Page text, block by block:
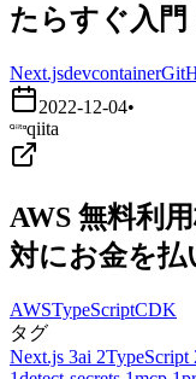
たらすぐ入門
Next.jsdevcontainer
2022-12-04•
qiita
AWS 無料利
対にお金を払
AWSTypeScriptCDK
タグ
Next.js 3ai 2TypeScript